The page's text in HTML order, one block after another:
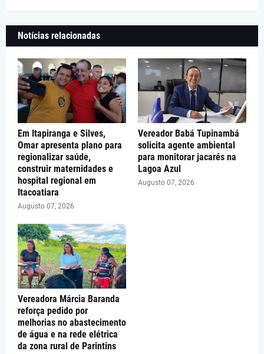
Notícias relacionadas
Em Itapiranga e Silves,
Omar apresenta plano para
regionalizar saúde,
construir maternidades e
hospital regional em
Itacoatiara
Augusto 07, 2026
Vereador Babá Tupinambá
solicita agente ambiental
para monitorar jacarés na
Lagoa Azul
Augusto 07, 2026
Vereadora Márcia Baranda
reforça pedido por
melhorias no abastecimento
de água e na rede elétrica
da zona rural de Parintins